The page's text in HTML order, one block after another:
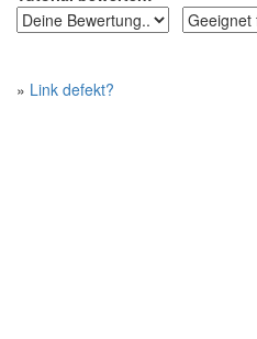
» Link defekt?